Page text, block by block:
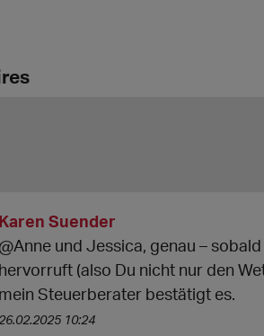
Karen Suender
@Anne und Jessica, genau –
hervorruft (also Du nicht nur den
mein Steuerberater bestätigt es.
26.02.2025 10:24